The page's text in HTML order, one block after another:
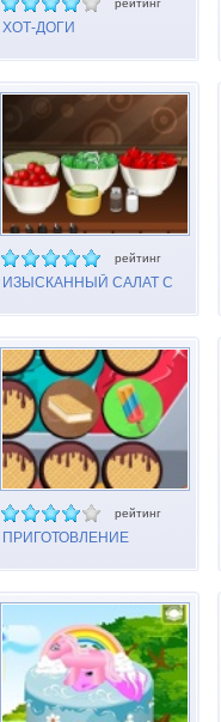
рейтинг
ХОТ-ДОГИ
рейтинг
ИЗЫСКАННЫЙ САЛАТ С
рейтинг
ПРИГОТОВЛЕНИЕ